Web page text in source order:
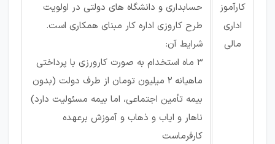
کارآموز
اداری
مالی
حسابداری و دانشگاه های دولتی در اولویت
طرح کاروزی اداره کار مبنای همکاری است.
شرایط آن:
3 ماه استخدام به صورت کارورزی با پرداختی
ماهیانه 2 میلیون تومان از طرف دولت (بدون
بیمه تأمین اجتماعی، اما بیمه مسئولیت دارد)
ناهار و ایاب و ذهاب و آموزش برعهده
کارفرماست